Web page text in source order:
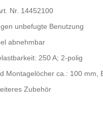
Nr. 14452100
unbefugte Benutzung
abnehmbar
250 A; 2-polig
Montagelöcher ca.: 100 mm,
Zubehör